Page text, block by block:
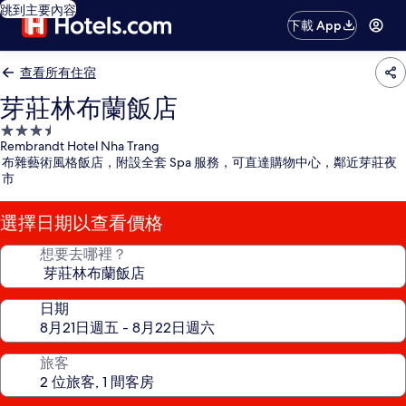
跳到主要內容
下載 App
查看所有住宿
芽莊林布蘭飯店
3.5
星
級
住
宿
Rembrandt Hotel Nha Trang
布雜藝術風格飯店，附設全套 Spa 服務，可直達購物中心，鄰近芽莊夜
市
選擇日期以查看價格
想要去哪裡？
日期
旅客